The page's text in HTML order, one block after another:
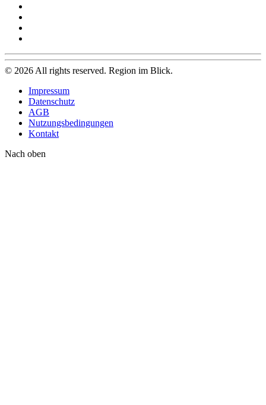
© 2026 All rights reserved. Region im Blick.
Impressum
Datenschutz
AGB
Nutzungsbedingungen
Kontakt
Nach oben